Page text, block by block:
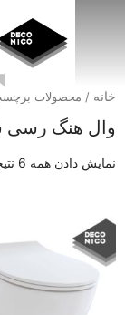
خانه / محصولات
وال هنگ رسی
نمایش دادن همه 6 نتیجه